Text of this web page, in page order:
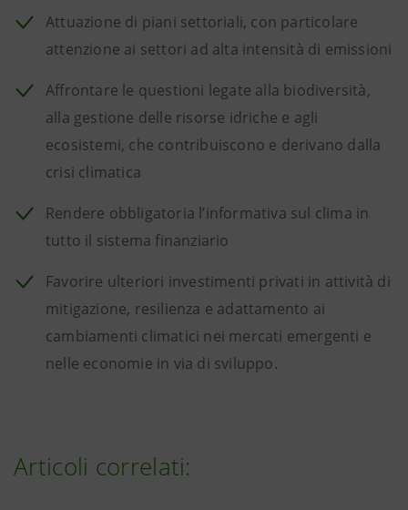
Attuazione di piani settoriali, con particolare
attenzione ai settori ad alta intensità di emissioni
Affrontare le questioni legate alla biodiversità,
alla gestione delle risorse idriche e agli
ecosistemi, che contribuiscono e derivano dalla
crisi climatica
Rendere obbligatoria l’informativa sul clima in
tutto il sistema finanziario
Favorire ulteriori investimenti privati in attività di
mitigazione, resilienza e adattamento ai
cambiamenti climatici nei mercati emergenti e
nelle economie in via di sviluppo.
Articoli correlati: